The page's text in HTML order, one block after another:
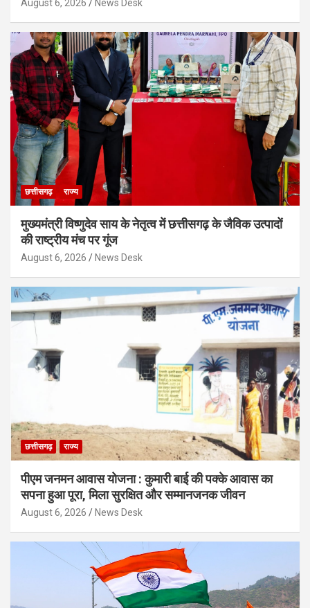
August 6, 2026 News Desk
छत्तीसगढ़ राज्य
मुख्यमंत्री विष्णुदेव साय के नेतृत्व में छत्तीसगढ़ के जैविक उत्पादों
की राष्ट्रीय मंच पर गूंज
August 6, 2026 News Desk
छत्तीसगढ़ राज्य
पीएम जनमन आवास योजना : कुमारी बाई की पक्के आवास का
सपना हुआ पूरा, मिला सुरक्षित और सम्मानजनक जीवन
August 6, 2026 News Desk